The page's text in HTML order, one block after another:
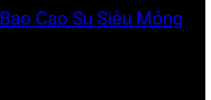
Bao Cao Su Siêu Mỏng